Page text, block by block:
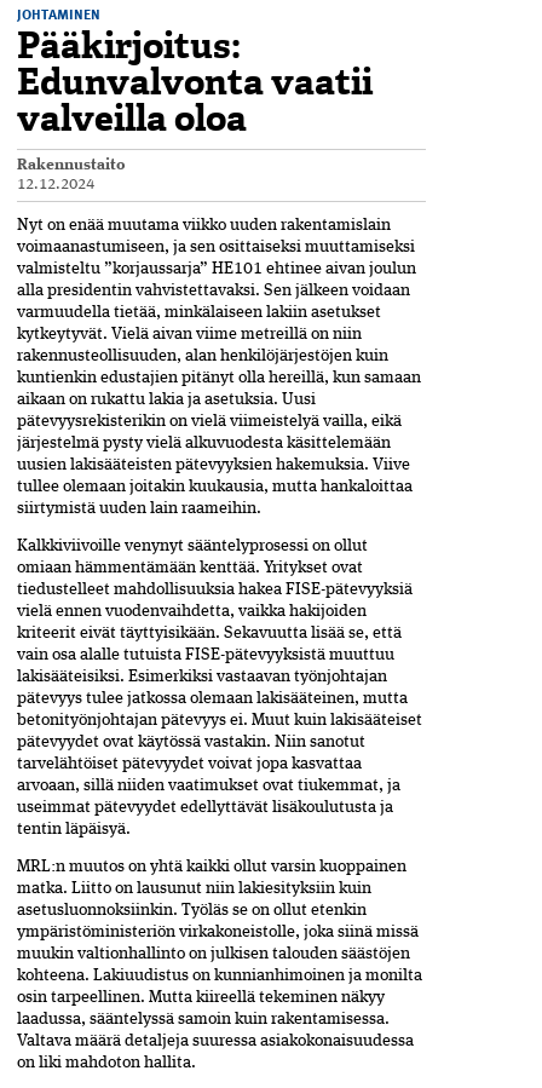
JOHTAMINEN
Pääkirjoitus:
Edunvalvonta vaatii
valveilla oloa
Rakennustaito
12.12.2024
Nyt on enää muutama viikko uuden rakentamislain
voimaanastumiseen, ja sen osittaiseksi muuttamiseksi
valmisteltu ”korjaus­sarja” HE101 ehtinee aivan joulun
alla presidentin vahvistettavaksi. Sen jälkeen voidaan
varmuudella tietää, minkälaiseen lakiin asetukset
kytkeytyvät. Vielä aivan viime metreillä on niin
rakennusteollisuuden, alan henkilö­järjestöjen kuin
kuntienkin edustajien pitänyt olla hereillä, kun samaan
aikaan on rukattu lakia ja asetuksia. Uusi
pätevyysrekisterikin on vielä viimeistelyä vailla, eikä
järjestelmä pysty vielä alkuvuodesta käsittelemään
uusien lakisääteisten pätevyyksien hakemuksia. Viive
tullee olemaan joitakin kuukausia, mutta hankaloittaa
siirtymistä uuden lain raameihin.
Kalkkiviivoille venynyt sääntelyprosessi on ollut
omiaan hämmentämään kenttää. Yritykset ovat
tiedustelleet mahdollisuuksia hakea FISE-pätevyyksiä
vielä ennen vuodenvaihdetta, vaikka hakijoiden
kriteerit eivät täyttyisikään. Sekavuutta lisää se, että
vain osa alalle tutuista FISE-pätevyyksistä muuttuu
lakisääteisiksi. Esimerkiksi vastaavan työnjohtajan
pätevyys tulee jatkossa olemaan lakisääteinen, mutta
betonityönjohtajan pätevyys ei. Muut kuin lakisääteiset
pätevyydet ovat käytössä vastakin. Niin sanotut
tarvelähtöiset pätevyydet voivat jopa kasvattaa
arvoaan, sillä niiden vaatimukset ovat tiukemmat, ja
useimmat pätevyydet edellyttävät lisäkoulutusta ja
tentin läpäisyä.
MRL:n muutos on yhtä kaikki ollut varsin kuoppainen
matka. Liitto on lausunut niin lakiesityksiin kuin
asetusluonnoksiinkin. Työläs se on ollut etenkin
ympäristöministe­riön virkakoneistolle, joka siinä missä
muukin valtionhallinto on julkisen talouden säästöjen
kohteena. Lakiuudistus on kunnianhimoinen ja monilta
osin tarpeellinen. Mutta kiireellä tekeminen näkyy
laadussa, sääntelyssä samoin kuin rakentamisessa.
Valtava määrä detaljeja suuressa asiakokonaisuudessa
on liki mahdoton hallita.